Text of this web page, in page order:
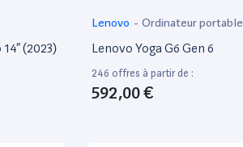
(2023)
Lenovo - Ordinateur portable
Lenovo Yoga G6 Gen 6
246 offres à partir de :
592,00 €